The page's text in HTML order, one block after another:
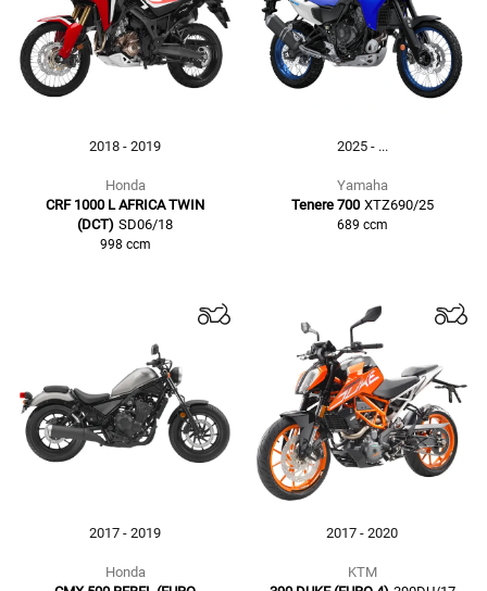
2018 - 2019
Honda
CRF 1000 L AFRICA TWIN
(DCT) SD06/18
998 ccm
2025 - ...
Yamaha
Tenere 700 XTZ690/25
689 ccm
2017 - 2019
Honda
2017 - 2020
KTM